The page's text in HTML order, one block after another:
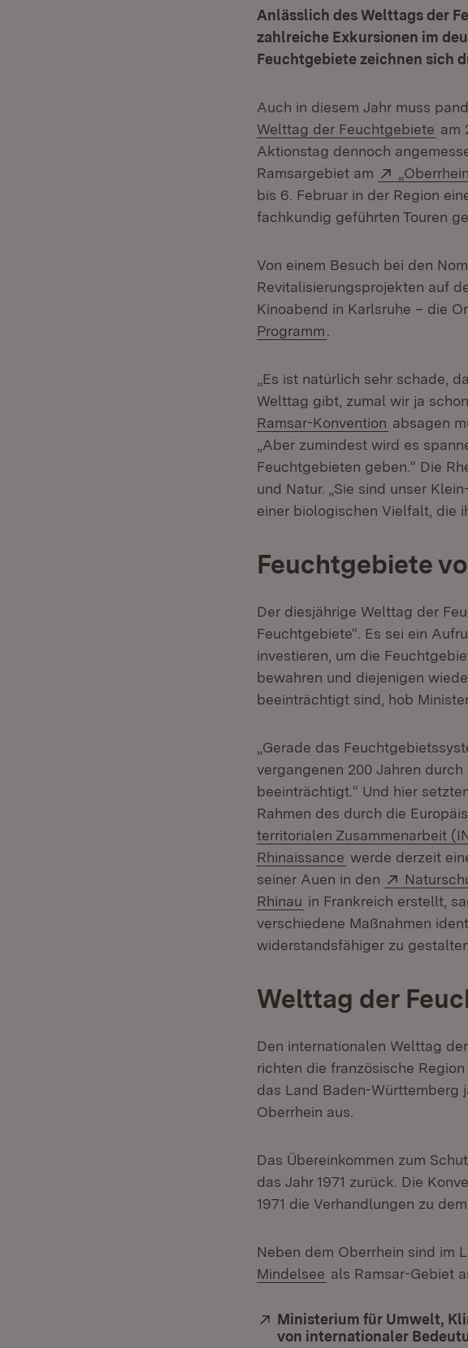
Anlässlich des Welttags der
zahlreiche Exkursionen im
Feuchtgebiete zeichnen sich
Auch in diesem Jahr muss
Welttag der Feuchtgebiete am
Aktionstag dennoch
Ramsargebiet am
Extern:
bis 6. Februar in der Region
fachkundig geführten Touren
Von einem Besuch bei den
Revitalisierungsprojekten auf
Kinoabend in Karlsruhe – die
Programm
„Es ist natürlich sehr schade,
Welttag gibt, zumal wir ja
Ramsar-Konvention (Öffnet in
absagen
„Aber zumindest wird es
Feuchtgebieten geben.“ Die
und Natur. „Sie sind unser
einer biologischen Vielfalt, die
Feuchtgebiete
Der diesjährige Welttag der
Feuchtgebiete“. Es sei ein
investieren, um die
bewahren und diejenigen
beeinträchtigt sind, hob
„Gerade das
vergangenen 200 Jahren
beeinträchtigt.“ Und hier
Rahmen des durch die
territorialen Zusammenarbeit
Rhinaissance (Öffnet in neuem
werde derzeit
seiner Auen in den
Extern:
Rhinau (Öffnet in neuem
in Frankreich erstellt,
verschiedene Maßnahmen
widerstandsfähiger zu
Welttag der
Den internationalen Welttag
richten die französische
das Land Baden-Württemberg
Oberrhein aus.
Das Übereinkommen zum
das Jahr 1971 zurück. Die
1971 die Verhandlungen zu
Neben dem Oberrhein sind im
Mindelsee (Öffnet in neuem
als Ramsar-Gebiet
Extern:
Ministerium für Umwelt,
von internationaler